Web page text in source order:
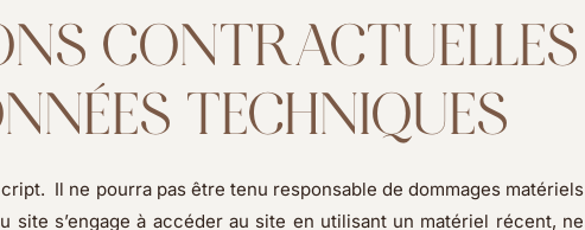
CONTRACTUELLES
TECHNIQUES
Il ne pourra pas être tenu responsable de dommages matériels
site s’engage à accéder au site en utilisant un matériel récent, ne